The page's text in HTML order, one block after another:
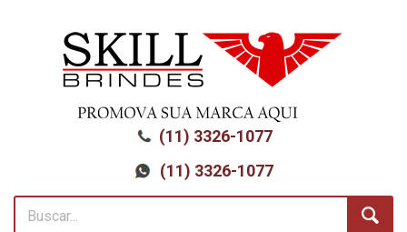
(11) 3326-1077
(11) 3326-1077